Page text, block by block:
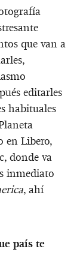
que van a
editarles
habituales
en Libero,
donde va
inmediato
, ahí
país te